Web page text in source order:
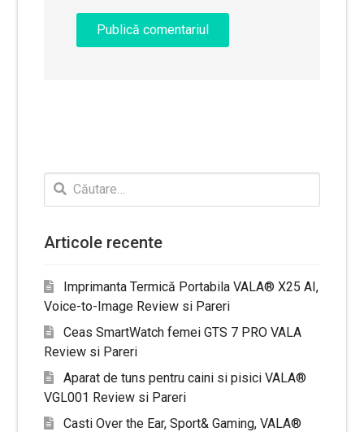
Caută
după:
Articole recente
Imprimanta Termică Portabila VALA® X25 AI,
Voice-to-Image Review si Pareri
Ceas SmartWatch femei GTS 7 PRO VALA
Review si Pareri
Aparat de tuns pentru caini si pisici VALA®
VGL001 Review si Pareri
Casti Over the Ear, Sport& Gaming, VALA®